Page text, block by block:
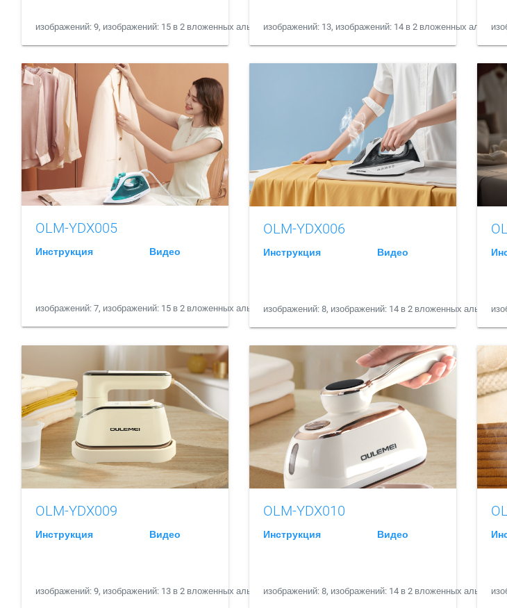
изображений: 9, изображений: 15 в 2 вложенных альбомахизображений: 13, изображений: 14 в 2 вложенных
OLM-YDX005
Инструкция Видео
изображений: 7, изображений: 15 в 2 вложенных альбомах
OLM-YDX006
Инструкция Видео
изображений: 8, изображений: 14 в 2 вложенных альбомах
OLM-YDX009
Инструкция Видео
изображений: 9, изображений: 13 в 2 вложенных альбомах
OLM-YDX010
Инструкция Видео
изображений: 8, изображений: 14 в 2 вложенных альбомах